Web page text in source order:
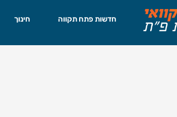
חדשות פתח תקווה חינוך